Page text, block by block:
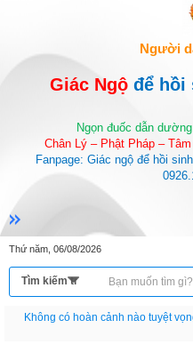
Người
Giác Ngộ để hồi
Ngọn đuốc dẫn
Chân Lý – Phật Pháp –
Fanpage: Giác ngộ để hồi
Thứ năm, 06/08/2026
Nếu như không chịu học tập thì